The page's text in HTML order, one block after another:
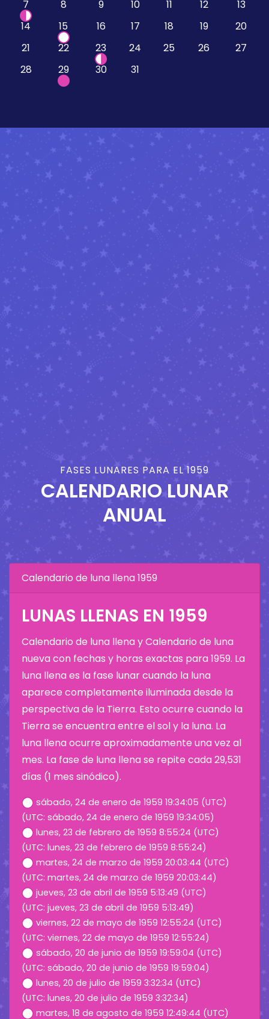
7
8 9 10 11 12
13
14
15 16 17 18 19
20
21
22 23 24 25 26
27
28
29 30 31
FASES LUNARES PARA EL 1959
CALENDARIO LUNAR
ANUAL
Calendario de luna llena 1959
LUNAS LLENAS EN 1959
Calendario de luna llena y Calendario de luna
nueva con fechas y horas exactas para 1959. La
luna llena es la fase lunar cuando la luna
aparece completamente iluminada desde la
perspectiva de la Tierra. Esto ocurre cuando la
Tierra se encuentra entre el sol y la luna. La
luna llena ocurre aproximadamente una vez al
mes. La fase de luna llena se repite cada 29,531
días (1 mes sinódico).
sábado, 24 de enero de 1959 19:34:05 (UTC)
(UTC: sábado, 24 de enero de 1959 19:34:05)
lunes, 23 de febrero de 1959 8:55:24 (UTC)
(UTC: lunes, 23 de febrero de 1959 8:55:24)
martes, 24 de marzo de 1959 20:03:44 (UTC)
(UTC: martes, 24 de marzo de 1959 20:03:44)
jueves, 23 de abril de 1959 5:13:49 (UTC)
(UTC: jueves, 23 de abril de 1959 5:13:49)
viernes, 22 de mayo de 1959 12:55:24 (UTC)
(UTC: viernes, 22 de mayo de 1959 12:55:24)
sábado, 20 de junio de 1959 19:59:04 (UTC)
(UTC: sábado, 20 de junio de 1959 19:59:04)
lunes, 20 de julio de 1959 3:32:34 (UTC)
(UTC: lunes, 20 de julio de 1959 3:32:34)
martes, 18 de agosto de 1959 12:49:44 (UTC)